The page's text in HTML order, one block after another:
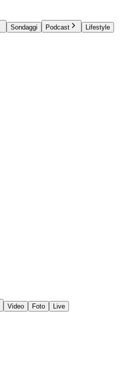
Sondaggi Podcast
Lifestyle
Video Foto
Live